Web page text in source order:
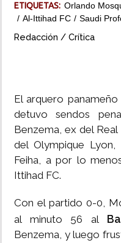
ETIQUETAS: Orlando
Al-Ittihad FC
Saudi
Redacción / Crítica
El arquero panameño
detuvo sendos
Benzema, ex del
del Olympique
Feiha, a por lo
Ittihad FC.
Con el partido 0-0,
al minuto 56 al
Benzema, y luego